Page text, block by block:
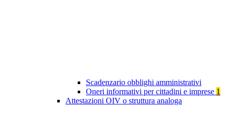
Scadenzario obblighi amministrativi
Oneri informativi per cittadini e imprese 1
Attestazioni OIV o struttura analoga